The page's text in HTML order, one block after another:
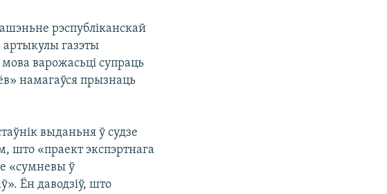
рэспубліканскай
газэты
варожасьці супраць
намагаўся прызнаць
выданьня ў судзе
што «праект экспэртнага
«сумневы ў
Ён даводзіў, што